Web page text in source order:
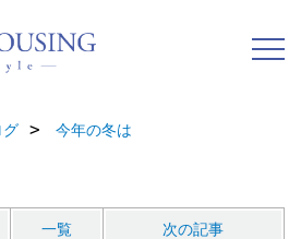
グ 今年の冬は
一覧 次の記事